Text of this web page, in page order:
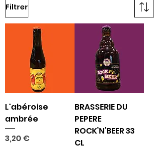
Filtrer
L'abéroise
ambrée
Prix
3,20 €
BRASSERIE DU
PEPERE
ROCK’N’BEER 33
CL